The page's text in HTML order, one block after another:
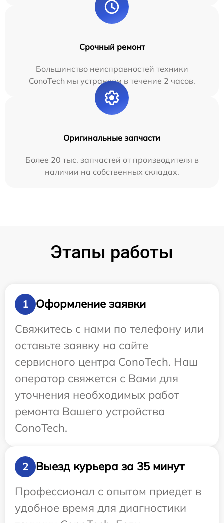
Срочный ремонт
Большинство неисправностей техники
ConoTech мы устраняем в течение 2 часов.
Оригинальные запчасти
Более 20 тыс. запчастей от производителя в
наличии на собственных складах.
Этапы работы
1
Оформление заявки
Свяжитесь с нами по телефону или
оставьте заявку на сайте
сервисного центра ConoTech. Наш
оператор свяжется с Вами для
уточнения необходимых работ
ремонта Вашего устройства
ConoTech.
2
Выезд курьера за 35 минут
Профессионал с опытом приедет в
удобное время для диагностики